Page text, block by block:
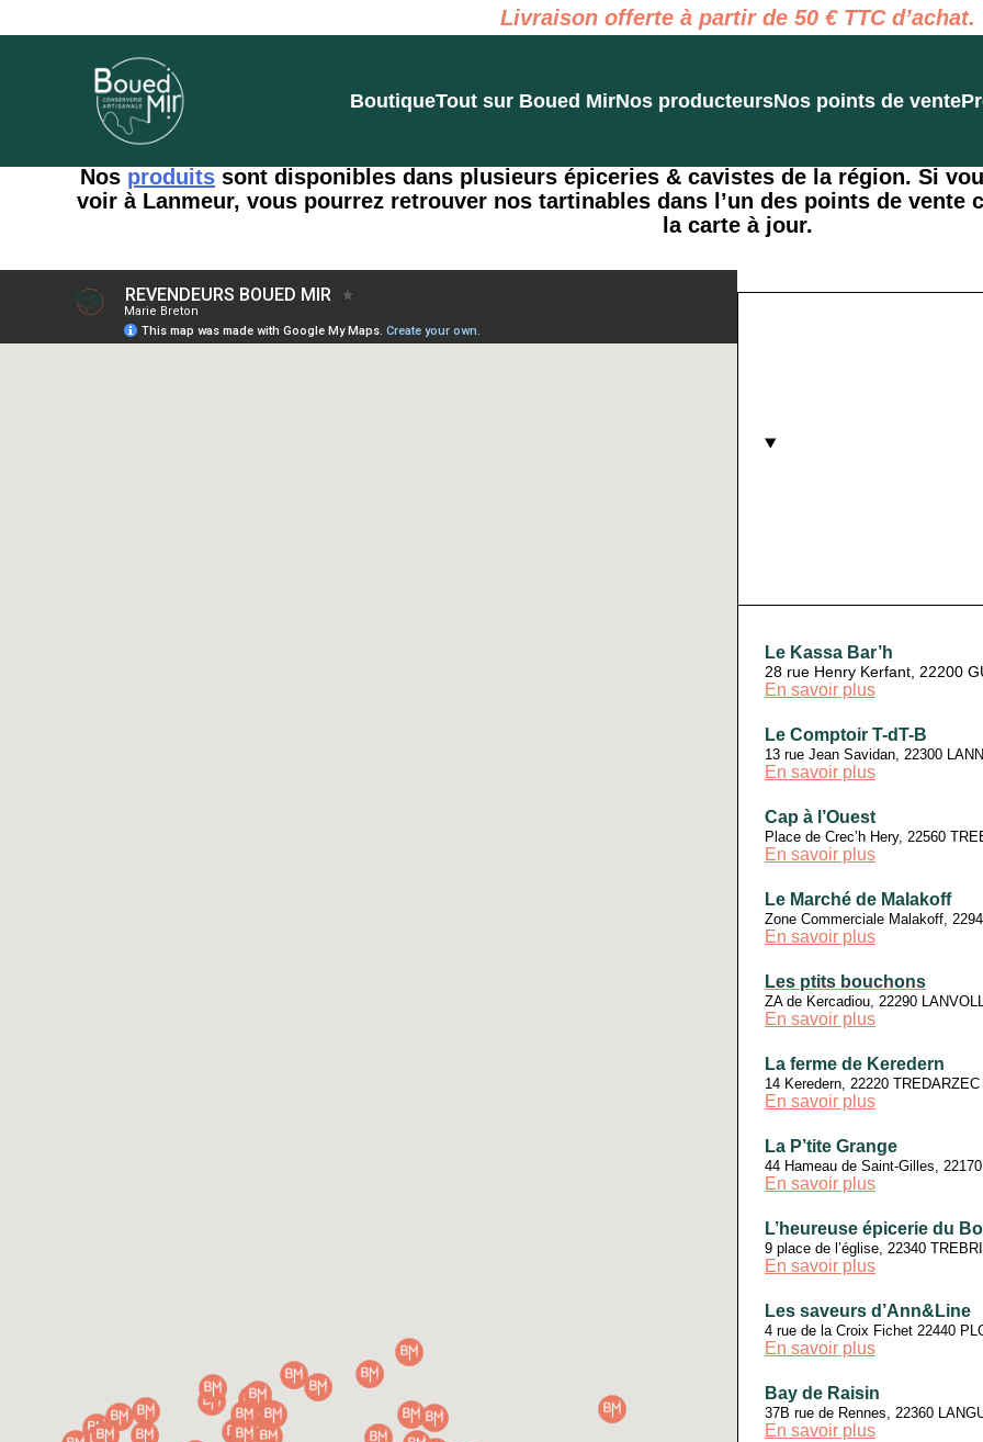
Livraison offerte à partir de 50 € TTC d’achat.
BoutiqueTout sur Boued MirNos producteursNos points de vente
Nos produits sont disponibles dans plusieurs épiceries & cavistes de la région. Si
voir à Lanmeur, vous pourrez retrouver nos tartinables dans l’un des points de vente
la carte à jour.
Le Kassa Bar’h
28 rue Henry Kerfant, 22200
En savoir plus
Le Comptoir T-dT-B
13 rue Jean Savidan, 22300
En savoir plus
Cap à l’Ouest
Place de Crec’h Hery, 22560
En savoir plus
Le Marché de Malakoff
Zone Commerciale Malakoff,
En savoir plus
Les ptits bouchons
ZA de Kercadiou, 22290
En savoir plus
La ferme de Keredern
14 Keredern, 22220 TREDARZEC
En savoir plus
La P’tite Grange
44 Hameau de Saint-Gilles,
En savoir plus
L’heureuse épicerie du
9 place de l’église, 22340
En savoir plus
Les saveurs d’Ann&Line
4 rue de la Croix Fichet 22440
En savoir plus
Bay de Raisin
37B rue de Rennes, 22360
En savoir plus